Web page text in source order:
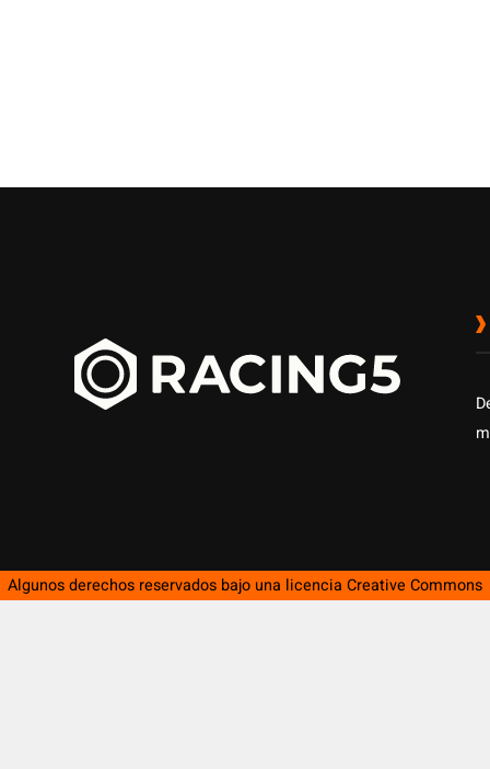
Algunos derechos reservados bajo una licencia Creative Commons